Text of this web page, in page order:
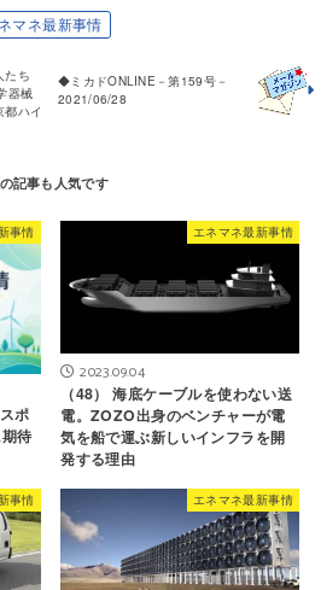
マネ最新事情
◆ミカドONLINE－第159号－
2021/06/28
たち
器械
ハイ
事情
ポ
待
エネマネ最新事情
2023.09.04
（48） 海底ケーブルを使わない送
電。ZOZO出身のベンチャーが電
気を船で運ぶ新しいインフラを開
発する理由
事情 エネマネ最新事情